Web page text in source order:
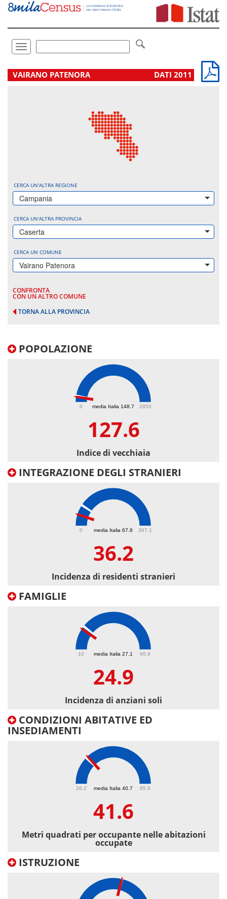
Vai
direttamente
Toggle
navigation
.
VAIRANO PATENORA DATI 2011
CERCA UN'ALTRA REGIONE
Campania
CERCA UN'ALTRA PROVINCIA
Caserta
CERCA UN COMUNE
Vairano Patenora
CONFRONTA
CON UN ALTRO COMUNE
TORNA ALLA PROVINCIA
POPOLAZIONE
media Italia 148.7
0 2850
127.6
Indice di vecchiaia
INTEGRAZIONE DEGLI STRANIERI
media Italia 67.8
0 367.1
36.2
Incidenza di residenti stranieri
FAMIGLIE
media Italia 27.1
10 90.9
24.9
Incidenza di anziani soli
CONDIZIONI ABITATIVE ED
INSEDIAMENTI
media Italia 40.7
26.2 85.6
41.6
Metri quadrati per occupante nelle abitazioni
occupate
ISTRUZIONE